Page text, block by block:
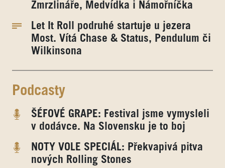
Zmrzlináře, Medvídka i Námořníčka
Let It Roll podruhé startuje u jezera
Most. Vítá Chase & Status, Pendulum či
Wilkinsona
Podcasty
ŠÉFOVÉ GRAPE: Festival jsme vymysleli
v dodávce. Na Slovensku je to boj
NOTY VOLE SPECIÁL: Překvapivá pitva
nových Rolling Stones